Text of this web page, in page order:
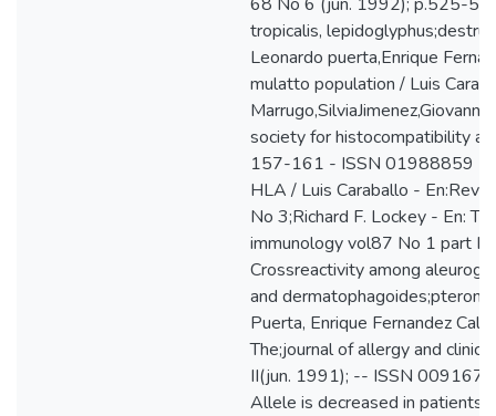
tropicalis,
Leonardo puerta,Enrique
mulatto population / Luis
society for histocompatibility
157-161 - ISSN 01988859 -
HLA / Luis Caraballo -
No 3;Richard F. Lockey - En:
immunology vol87 No 1 part
Crossreactivity among
and
Puerta, Enrique Fernandez
The;journal of allergy and
II(jun. 1991); -- ISSN
Allele is decreased in patients